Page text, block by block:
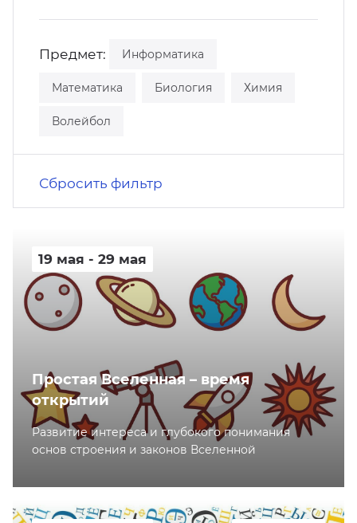
программы
Предмет: Информатика
Математика Биология Химия
Волейбол
Сбросить фильтр
19 мая - 29 мая
Простая Вселенная – время
открытий
Развитие интереса и глубокого понимания
основ строения и законов Вселенной